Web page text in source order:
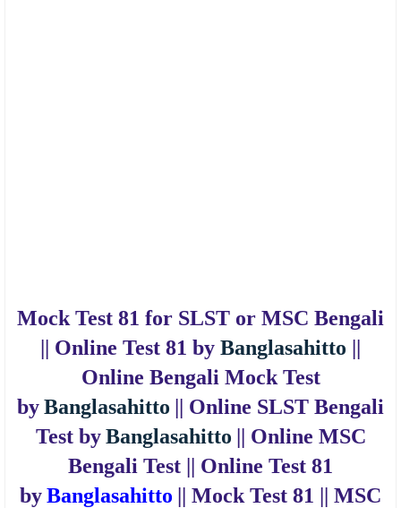
Mock Test 81 for SLST or MSC Bengali
|| Online Test 81 by Banglasahitto ||
Online Bengali Mock Test
byBanglasahitto || Online SLST Bengali
Test by Banglasahitto || Online MSC
Bengali Test || Online Test 81
byBanglasahitto || Mock Test 81 || MSC